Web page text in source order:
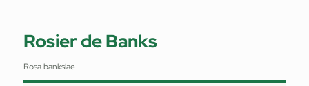
Rosier de Banks
Rosa banksiae